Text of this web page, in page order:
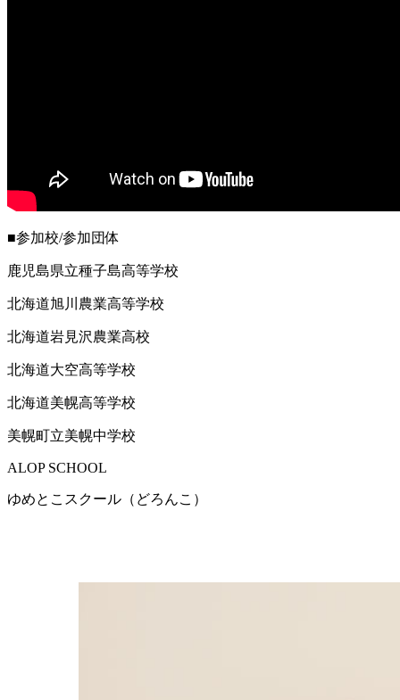
■参加校/参加団体
鹿児島県立種子島高等学校
北海道旭川農業高等学校
北海道岩見沢農業高校
北海道大空高等学校
北海道美幌高等学校
美幌町立美幌中学校
ALOP SCHOOL
ゆめとこスクール（どろんこ）